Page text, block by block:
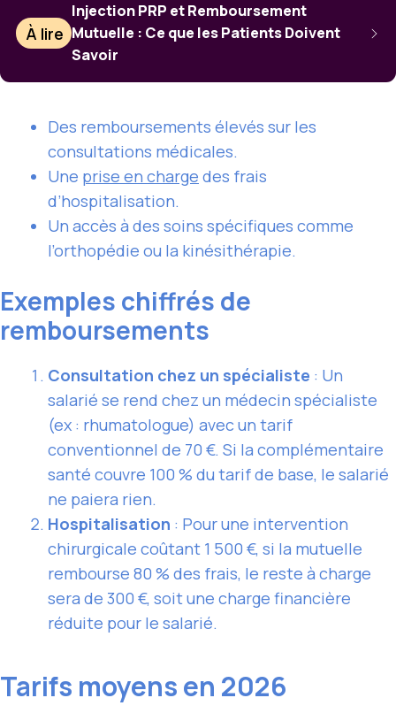
À lire
Injection PRP et Remboursement
Mutuelle : Ce que les Patients Doivent
Savoir
Des remboursements élevés sur les
consultations médicales.
Une prise en charge des frais
d’hospitalisation.
Un accès à des soins spécifiques comme
l’orthopédie ou la kinésithérapie.
Exemples chiffrés de
remboursements
Consultation chez un spécialiste : Un
salarié se rend chez un médecin spécialiste
(ex : rhumatologue) avec un tarif
conventionnel de 70 €. Si la complémentaire
santé couvre 100 % du tarif de base, le salarié
ne paiera rien.
Hospitalisation : Pour une intervention
chirurgicale coûtant 1 500 €, si la mutuelle
rembourse 80 % des frais, le reste à charge
sera de 300 €, soit une charge financière
réduite pour le salarié.
Tarifs moyens en 2026